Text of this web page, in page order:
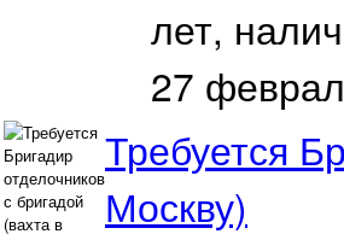
лет,
27
Требуется
Москву)